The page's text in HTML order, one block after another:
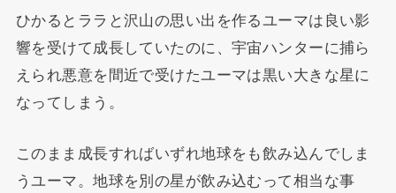
ひかるとララと沢山の思い出を作るユーマは良い影
響を受けて成長していたのに、宇宙ハンターに捕ら
えられ悪意を間近で受けたユーマは黒い大きな星に
なってしまう。
このまま成長すればいずれ地球をも飲み込んでしま
うユーマ。地球を別の星が飲み込むって相当な事